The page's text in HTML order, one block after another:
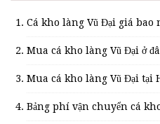
Cá kho làng Vũ Đại giá bao
Mua cá kho làng Vũ Đại ở
Mua cá kho làng Vũ Đại tại
Bảng phí vận chuyển cá